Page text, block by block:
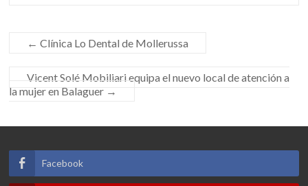
← Clínica Lo Dental de Mollerussa
Vicent Solé Mobiliari equipa el nuevo local de atención a
la mujer en Balaguer →
Facebook